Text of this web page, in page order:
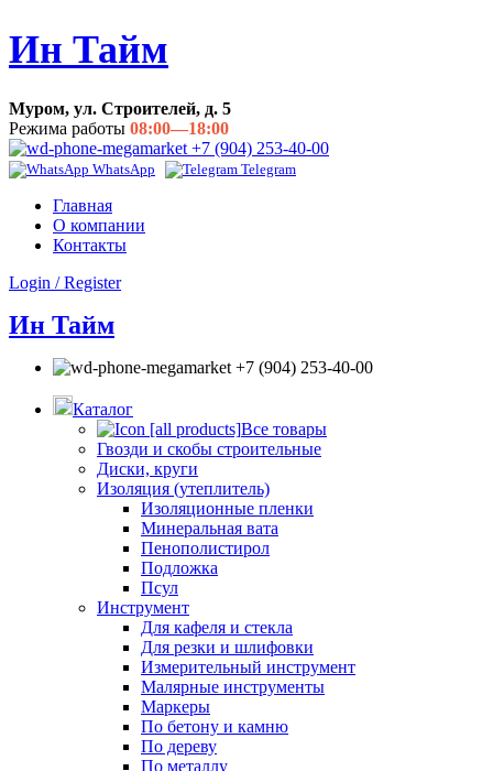
Ин Тайм
Муром, ул. Строителей, д. 5
Режима работы 08:00—18:00
+7 (904) 253-40-00
WhatsApp Telegram
Главная
О компании
Контакты
Login / Register
Ин Тайм
+7 (904) 253-40-00
Каталог
Все товары
Гвозди и скобы строительные
Диски, круги
Изоляция (утеплитель)
Изоляционные пленки
Минеральная вата
Пенополистирол
Подложка
Псул
Инструмент
Для кафеля и стекла
Для резки и шлифовки
Измерительный инструмент
Малярные инструменты
Маркеры
По бетону и камню
По дереву
По металлу